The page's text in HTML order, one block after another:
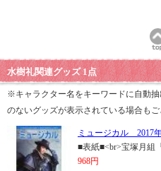
水樹礼関連グッズ 1点
※キャラクター名をキーワードに自動
のないグッズが表示されている場合もご
ミュージカル 2017
■表紙■<br>宝塚月組
968円